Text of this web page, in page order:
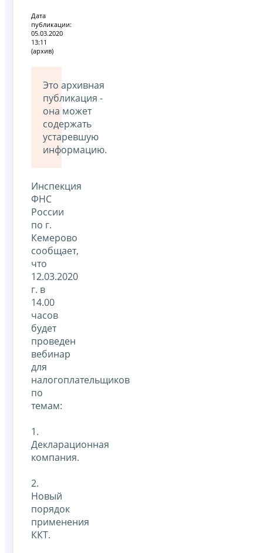
Дата
публикации:
05.03.2020
13:11
(архив)
Это архивная
публикация -
она может
содержать
устаревшую
информацию.
Инспекция
ФНС
России
по г.
Кемерово
сообщает,
что
12.03.2020
г. в
14.00
часов
будет
проведен
вебинар
для
налогоплательщиков
по
темам:
1.
Декларационная
компания.
2.
Новый
порядок
применения
ККТ.